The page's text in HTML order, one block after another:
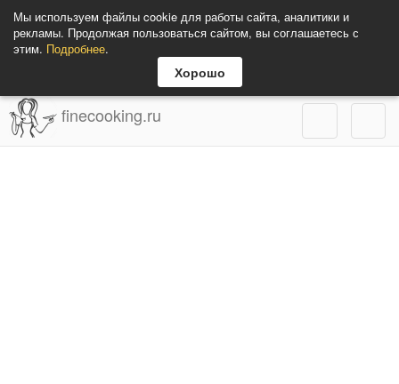
Мы используем файлы cookie для работы сайта, аналитики и
рекламы. Продолжая пользоваться сайтом, вы соглашаетесь с
этим. Подробнее.
Хорошо
finecooking.ru